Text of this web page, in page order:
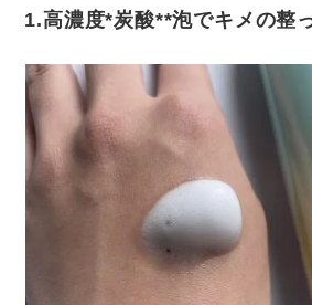
1.高濃度*炭酸**泡でキメの整